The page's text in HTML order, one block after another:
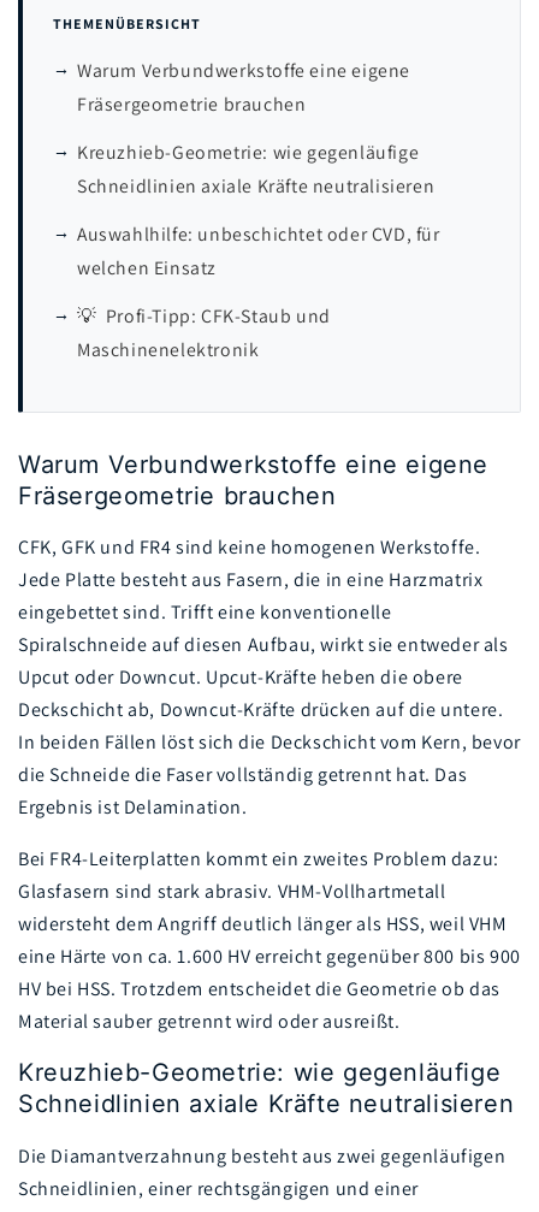
THEMENÜBERSICHT
Warum Verbundwerkstoffe eine eigene
Fräsergeometrie brauchen
Kreuzhieb-Geometrie: wie gegenläufige
Schneidlinien axiale Kräfte neutralisieren
Auswahlhilfe: unbeschichtet oder CVD, für
welchen Einsatz
💡 Profi-Tipp: CFK-Staub und
Maschinenelektronik
Warum Verbundwerkstoffe eine eigene
Fräsergeometrie brauchen
CFK, GFK und FR4 sind keine homogenen Werkstoffe.
Jede Platte besteht aus Fasern, die in eine Harzmatrix
eingebettet sind. Trifft eine konventionelle
Spiralschneide auf diesen Aufbau, wirkt sie entweder als
Upcut oder Downcut. Upcut-Kräfte heben die obere
Deckschicht ab, Downcut-Kräfte drücken auf die untere.
In beiden Fällen löst sich die Deckschicht vom Kern, bevor
die Schneide die Faser vollständig getrennt hat. Das
Ergebnis ist Delamination.
Bei FR4-Leiterplatten kommt ein zweites Problem dazu:
Glasfasern sind stark abrasiv. VHM-Vollhartmetall
widersteht dem Angriff deutlich länger als HSS, weil VHM
eine Härte von ca. 1.600 HV erreicht gegenüber 800 bis 900
HV bei HSS. Trotzdem entscheidet die Geometrie ob das
Material sauber getrennt wird oder ausreißt.
Kreuzhieb-Geometrie: wie gegenläufige
Schneidlinien axiale Kräfte neutralisieren
Die Diamantverzahnung besteht aus zwei gegenläufigen
Schneidlinien, einer rechtsgängigen und einer